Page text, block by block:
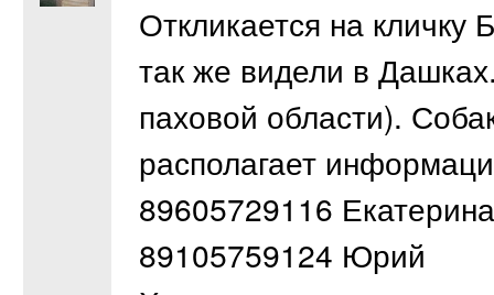
Откликается на кличку
так же видели в
паховой области).
располагает
89605729116
89105759124 Юрий